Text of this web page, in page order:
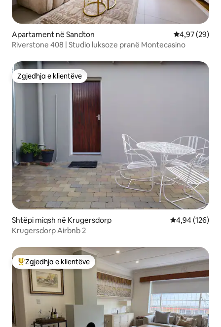
Apartament në Sandton Vlerësimi
4,97 (29)
Riverstone 408 | Studio luksoze pranë Montecasino
Zgjedhja e klientëve
Zgjedhja e klientëve
Shtëpi miqsh në Krugersdorp Vlerësimi
4,94 (126)
Krugersdorp Airbnb 2
Më të mirat e zgjedhjeve të klientëve
Zgjedhja e klientëve